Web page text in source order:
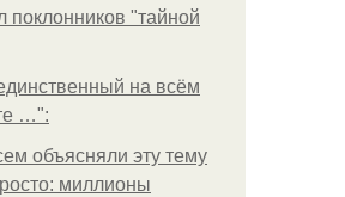
поклонников "тайной
на всём
…":
объясняли эту тему
миллионы